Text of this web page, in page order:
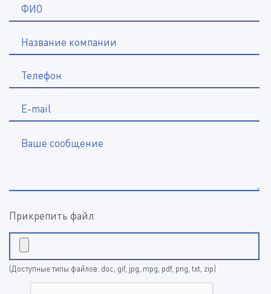
ФИО
Название компании
Телефон
E-mail
Ваше сообщение
Прикрепить файл
(Доступные типы файлов: doc, gif, jpg, mpg, pdf, png, txt, zip)